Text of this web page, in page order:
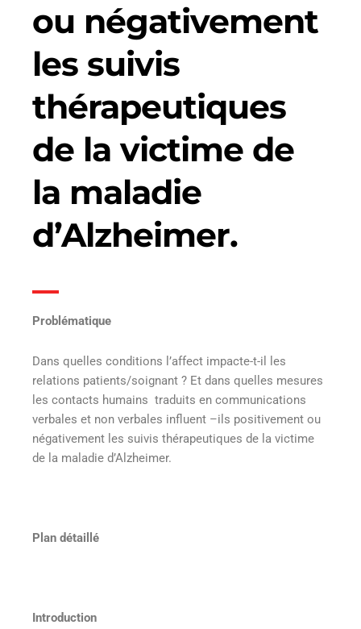
ou négativement
les suivis
thérapeutiques
de la victime de
la maladie
d’Alzheimer.
Problématique
Dans quelles conditions l’affect impacte-t-il les
relations patients/soignant ? Et dans quelles mesures
les contacts humains traduits en communications
verbales et non verbales influent –ils positivement ou
négativement les suivis thérapeutiques de la victime
de la maladie d’Alzheimer.
Plan détaillé
Introduction